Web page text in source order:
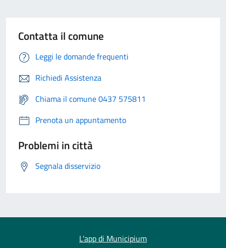
Contatta il comune
Leggi le domande frequenti
Richiedi Assistenza
Chiama il comune 0437 575811
Prenota un appuntamento
Problemi in città
Segnala disservizio
L'app di Municipium